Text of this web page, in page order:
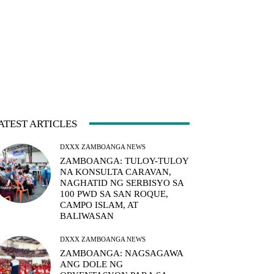
ARTICLES
DXXX ZAMBOANGA NEWS
ZAMBOANGA: TULOY-TULOY
NA KONSULTA CARAVAN,
NAGHATID NG SERBISYO SA
100 PWD SA SAN ROQUE,
CAMPO ISLAM, AT
BALIWASAN
DXXX ZAMBOANGA NEWS
ZAMBOANGA: NAGSAGAWA
ANG DOLE NG